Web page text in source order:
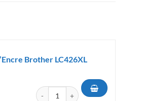
Brother LC426XL
quantité de Cartouche D'Encre